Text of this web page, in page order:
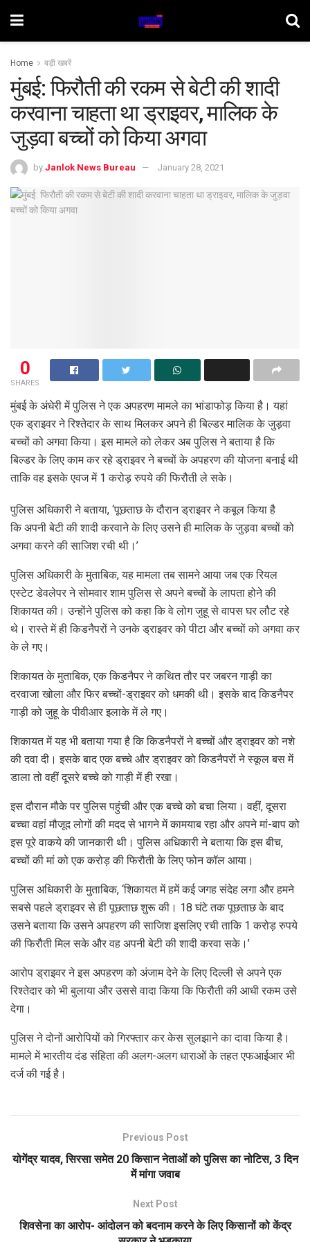
Home बड़ी खबरें
मुंबई: फिरौती की रकम से बेटी की शादी
करवाना चाहता था ड्राइवर, मालिक के
जुड़वा बच्चों को किया अगवा
by Janlok News Bureau January 28, 2021
0
SHARES
मुंबई के अंधेरी में पुलिस ने एक अपहरण मामले का भांडाफोड़ किया है। यहां
एक ड्राइवर ने रिश्तेदार के साथ मिलकर अपने ही बिल्डर मालिक के जुड़वा
बच्चों को अगवा किया। इस मामले को लेकर अब पुलिस ने बताया है कि
बिल्डर के लिए काम कर रहे ड्राइवर ने बच्चों के अपहरण की योजना बनाई थी
ताकि वह इसके एवज में 1 करोड़ रुपये की फिरौती ले सके।
पुलिस अधिकारी ने बताया, ‘पूछताछ के दौरान ड्राइवर ने कबूल किया है
कि अपनी बेटी की शादी करवाने के लिए उसने ही मालिक के जुड़वा बच्चों को
अगवा करने की साजिश रची थी।’
पुलिस अधिकारी के मुताबिक, यह मामला तब सामने आया जब एक रियल
एस्टेट डेवलेपर ने सोमवार शाम पुलिस से अपने बच्चों के लापता होने की
शिकायत की। उन्होंने पुलिस को कहा कि वे लोग जुहू से वापस घर लौट रहे
थे। रास्ते में ही किडनैपरों ने उनके ड्राइवर को पीटा और बच्चों को अगवा कर
के ले गए।
शिकायत के मुताबिक, एक किडनैपर ने कथित तौर पर जबरन गाड़ी का
दरवाजा खोला और फिर बच्चों-ड्राइवर को धमकी थी। इसके बाद किडनैपर
गाड़ी को जुहू के पीवीआर इलाके में ले गए।
शिकायत में यह भी बताया गया है कि किडनैपरों ने बच्चों और ड्राइवर को नशे
की दवा दी। इसके बाद एक बच्चे और ड्राइवर को किडनैपरों ने स्कूल बस में
डाला तो वहीं दूसरे बच्चे को गाड़ी में ही रखा।
इस दौरान मौके पर पुलिस पहुंची और एक बच्चे को बचा लिया। वहीं, दूसरा
बच्चा वहां मौजूद लोगों की मदद से भागने में कामयाब रहा और अपने मां-बाप को
इस पूरे वाकये की जानकारी थी। पुलिस अधिकारी ने बताया कि इस बीच,
बच्चों की मां को एक करोड़ की फिरौती के लिए फोन कॉल आया।
पुलिस अधिकारी के मुताबिक, ‘शिकायत में हमें कई जगह संदेह लगा और हमने
सबसे पहले ड्राइवर से ही पूछताछ शुरू की। 18 घंटे तक पूछताछ के बाद
उसने बताया कि उसने अपहरण की साजिश इसलिए रची ताकि 1 करोड़ रुपये
की फिरौती मिल सके और वह अपनी बेटी की शादी करवा सके।’
आरोप ड्राइवर ने इस अपहरण को अंजाम देने के लिए दिल्ली से अपने एक
रिश्तेदार को भी बुलाया और उससे वादा किया कि फिरौती की आधी रकम उसे
देगा।
पुलिस ने दोनों आरोपियों को गिरफ्तार कर केस सुलझाने का दावा किया है।
मामले में भारतीय दंड संहिता की अलग-अलग धाराओं के तहत एफआईआर भी
दर्ज की गई है।
Previous Post
योगेंद्र यादव, सिरसा समेत 20 किसान नेताओं को पुलिस का नोटिस, 3 दिन
में मांगा जवाब
Next Post
शिवसेना का आरोप- आंदोलन को बदनाम करने के लिए किसानों को केंद्र